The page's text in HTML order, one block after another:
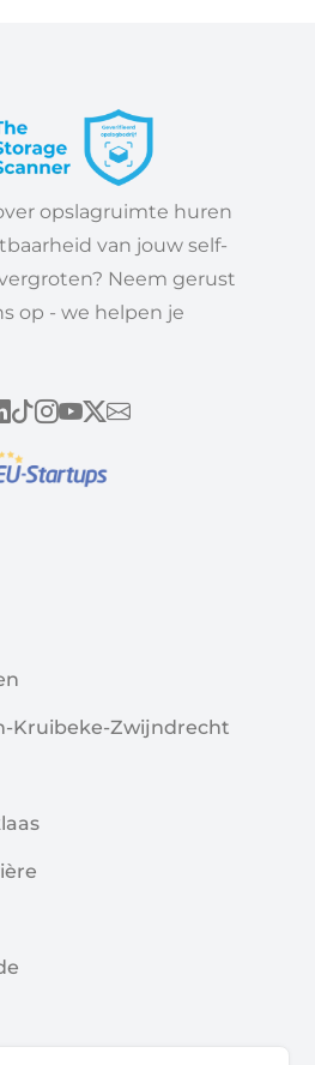
opslagruimte huren
van jouw self-
Neem gerust
op - we helpen je
Kruibeke-Zwijndrecht